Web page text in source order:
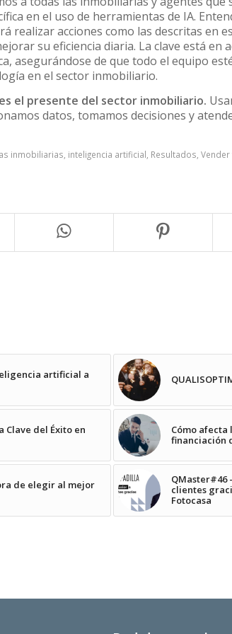
en el uso de herramientas de IA.
realizar acciones como las descritas en
su eficiencia diaria. La clave está en
asegurándose de que todo el equipo
en el sector inmobiliario.
el presente del sector inmobiliario.
datos, tomamos decisiones y
inmobiliarias, inteligencia artificial, Resultados, Vender
artificial a
Clave del Éxito en
Cómo afecta
financiación
de elegir al mejor
QMaster#46
clientes
Fotocasa